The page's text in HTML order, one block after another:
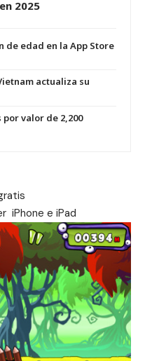
2025
edad en la App Store
actualiza su
valor de 2,200
iPhone e iPad